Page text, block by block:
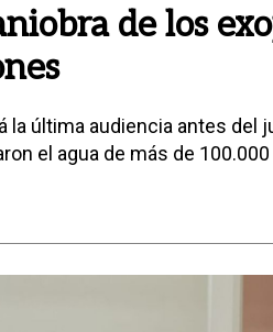
de los
la última audiencia antes del
el agua de más de